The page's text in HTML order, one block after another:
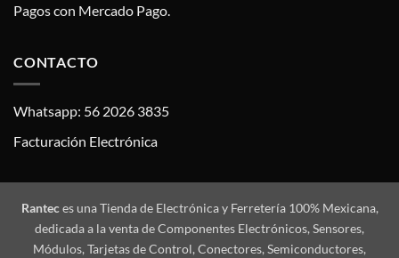
Pagos con Mercado Pago.
CONTACTO
Whatsapp: 56 2026 3835
Facturación Electrónica
Ranteces una Tienda de Electrónica y Ferretería 100% Mexicana,
dedicada a la venta de Componentes Electrónicos, Sensores,
Módulos, Tarjetas de Control, Conectores, Semiconductores,